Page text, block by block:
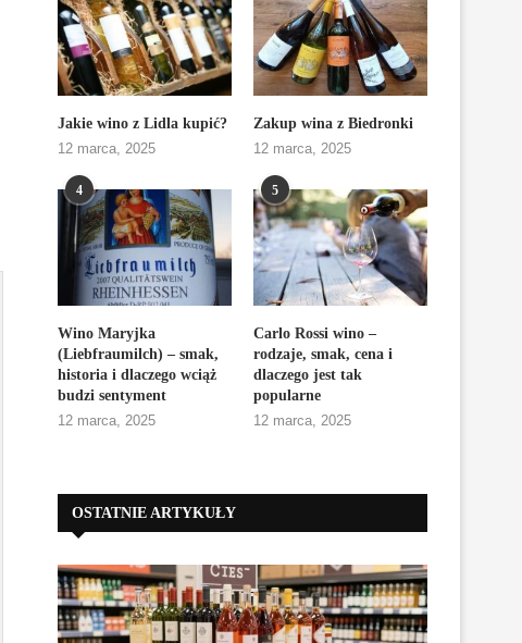
Jakie wino z Lidla kupić?
12 marca, 2025
Zakup wina z Biedronki
12 marca, 2025
4
Wino Maryjka
(Liebfraumilch) – smak,
historia i dlaczego wciąż
budzi sentyment
12 marca, 2025
5
Carlo Rossi wino –
rodzaje, smak, cena i
dlaczego jest tak
popularne
12 marca, 2025
OSTATNIE ARTYKUŁY